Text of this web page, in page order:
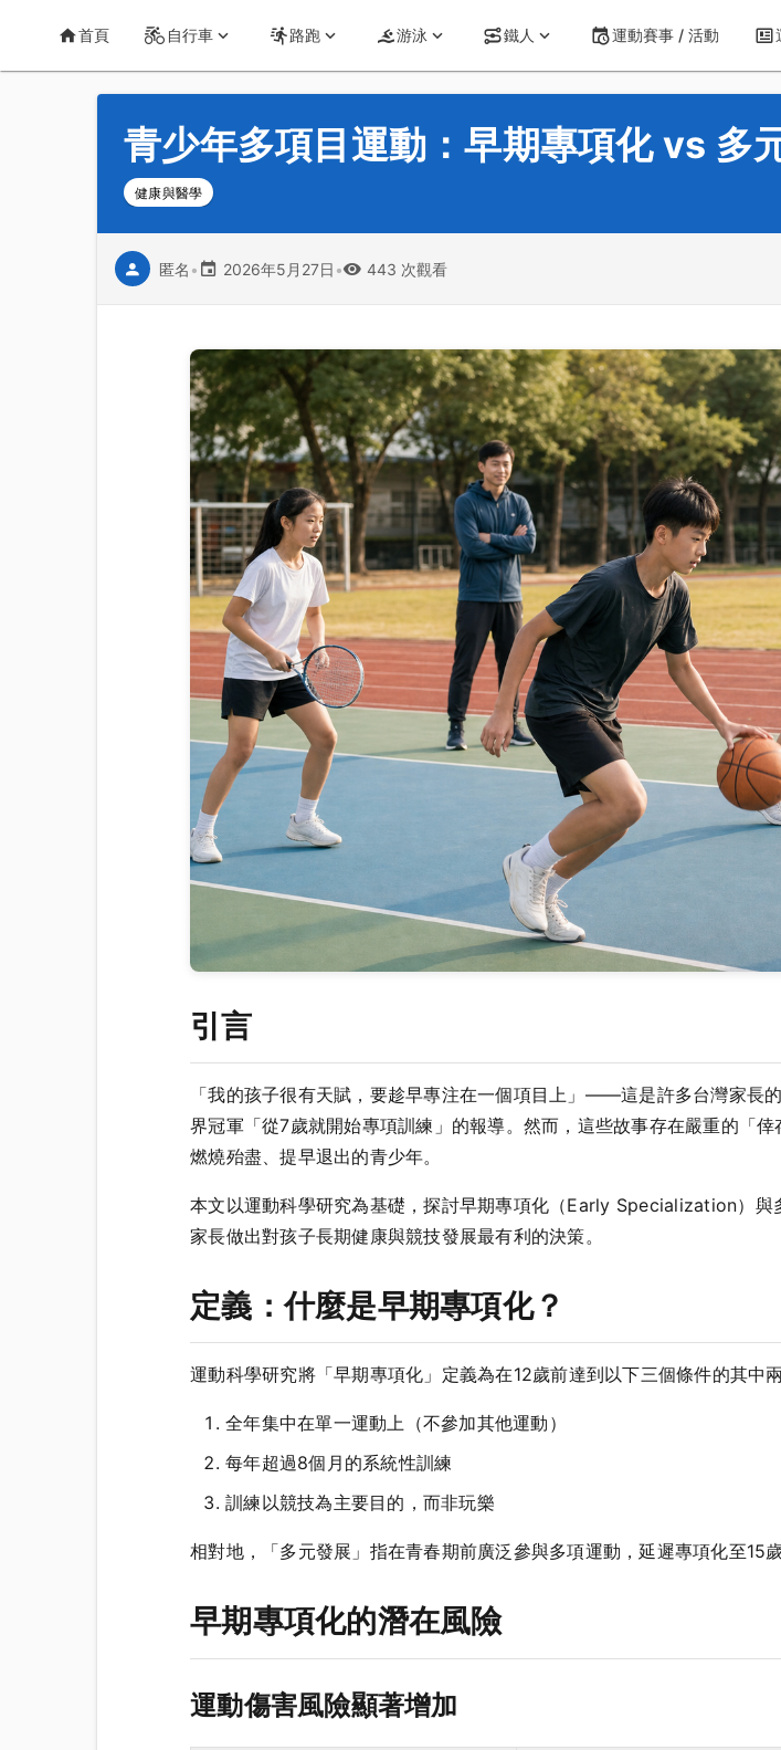
CT Yeh 公路車基地
首頁 自行車 路跑 游泳 鐵人 運動賽事 / 活動
運動知識 詳情
青少年多項目運動：早期專項化 vs 多
健康與醫學
匿名 • 2026年5月27日 • 443 次觀看
引言
「我的孩子很有天賦，要趁早專注在一個項目上」——這是許多台灣家長
界冠軍「從7歲就開始專項訓練」的報導。然而，這些故事存在嚴重的「
燃燒殆盡、提早退出的青少年。
本文以運動科學研究為基礎，探討早期專項化（Early Specialization）
家長做出對孩子長期健康與競技發展最有利的決策。
定義：什麼是早期專項化？
運動科學研究將「早期專項化」定義為在12歲前達到以下三個條件的其中兩
全年集中在單一運動上（不參加其他運動）
每年超過8個月的系統性訓練
訓練以競技為主要目的，而非玩樂
相對地，「多元發展」指在青春期前廣泛參與多項運動，延遲專項化至15歲
早期專項化的潛在風險
運動傷害風險顯著增加